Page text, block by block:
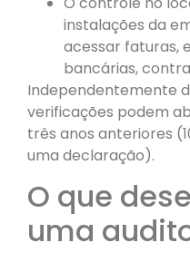
instalações da
acessar faturas,
bancárias,
Independentemente
verificações podem
três anos anteriores
uma declaração).
O que
uma